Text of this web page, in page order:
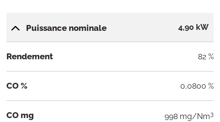
Puissance nominale 4,90 kW
Rendement 82 %
CO % 0,0800 %
CO mg 998 mg/Nm3